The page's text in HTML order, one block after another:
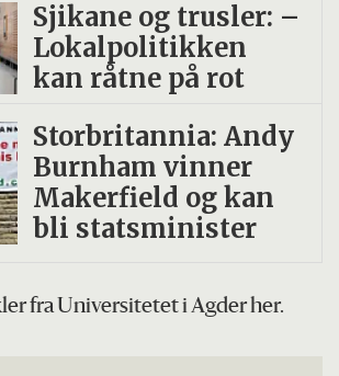
Sjikane og trusler: –
Lokalpolitikken
kan råtne på rot
Storbritannia: Andy
Burnham vinner
Makerfield og kan
bli statsminister
fra Universitetet i Agder her.